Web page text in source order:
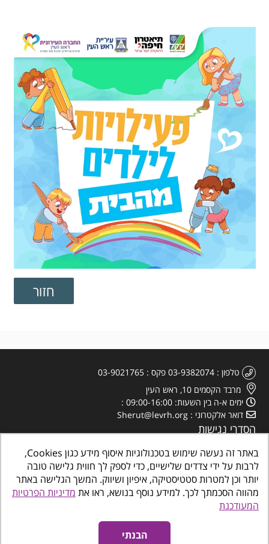
טלפון 03-9382074 פקס
03-9021765
מרבד הקסמים 10, ראש העין
ימים א-ה בין השעות: 09:00-16:00
דואר אלקטרוני
Sherut@levrh.org
הסדרי נגישות
באתר זה נעשה שימוש בטכנולוגיות איסוף מידע כגון Cookies,
לרבות על ידי צדדים שלישיים, כדי לספק לך חווית גלישה טובה
יותר וכן למטרות סטטיסטיקה, איפיון ושיווק. המשך הגלישה באתר
מהווה הסכמתך לכך. למידע נוסף בנושא, ראו את מדיניות הפרטיות
המעודכנת
הבנתי